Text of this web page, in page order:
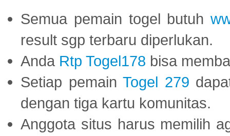
Semua pemain togel butuh
result sgp terbaru diperlukan.
Anda Rtp Togel178 bisa
Setiap pemainTogel 279
dengan tiga kartu komunitas.
Anggota situs harus memilih